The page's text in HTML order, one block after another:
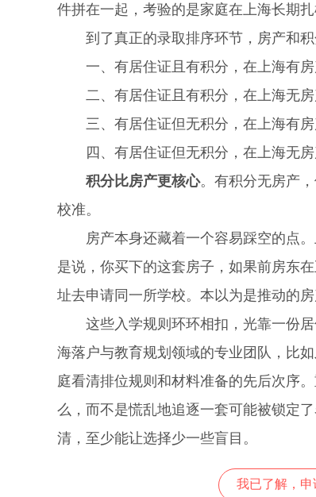
件拼在一起，考验的是家庭在上海长期扎
到了真正的录取排序环节，房产和积
一、有居住证且有积分，在上海有房
二、有居住证且有积分，在上海无房
三、有居住证但无积分，在上海有房
四、有居住证但无积分，在上海无房
积分比房产更核心。有积分无房产
校准。
房产本身还藏着一个容易踩空的点。
是说，你买下的这套房子，如果前房东
址去申请同一所学校。本以为是推动的房
这些入学规则环环相扣，光靠一份居
海落户与教育规划领域的专业团队，比如
庭看清排位规则和材料准备的先后次序
么，而不是慌乱地追逐一套可能被锁定
清，至少能让选择少一些盲目。
我已了解，申